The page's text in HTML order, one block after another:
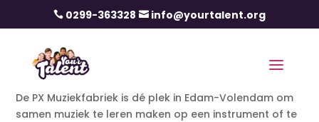
 0299-363328  info@yourtalent.org
De PX Muziekfabriek is dé plek in Edam-Volendam om
samen muziek te leren maken op een instrument of te